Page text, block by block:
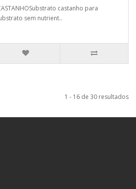
castanho para
sem nutrient..
1 - 16 de 30 resultados